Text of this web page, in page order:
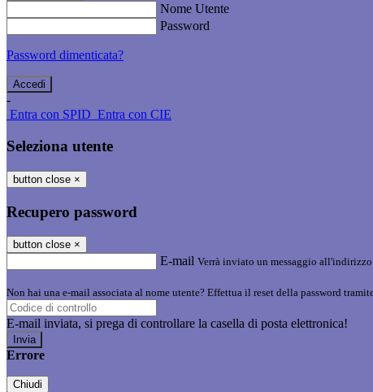
Nome Utente
Password
Password dimenticata?
-
Entra con SPID Entra con CIE
Seleziona utente
button close ×
Recupero password
button close ×
E-mail Verrà inviato un messaggio
Non hai una e-mail associata al nome utente? Effettua il reset della password
E-mail inviata, si prega di controllare la casella di posta elettronica!
Errore
Chiudi